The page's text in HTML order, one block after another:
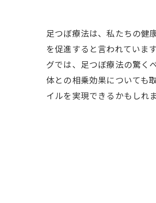
足つぼ療法は、私たちの健
を促進すると言われていま
グでは、足つぼ療法の驚く
体との相乗効果についても
イルを実現できるかもしれ